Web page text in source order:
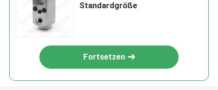
Standardgröße
Fortsetzen